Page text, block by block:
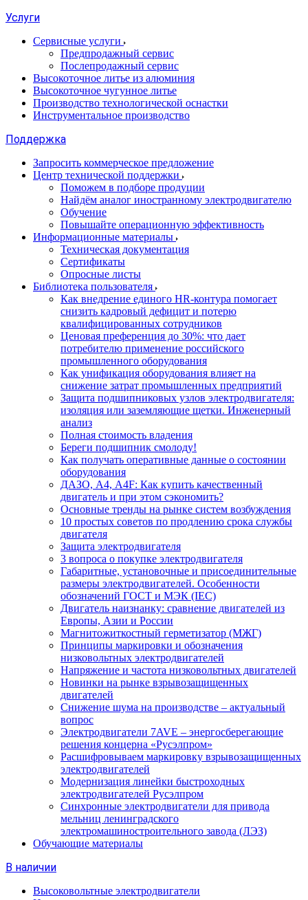
Услуги
Сервисные услуги
Предпродажный сервис
Послепродажный сервис
Высокоточное литье из алюминия
Высокоточное чугунное литье
Производство технологической оснастки
Инструментальное производство
Поддержка
Запросить коммерческое предложение
Центр технической поддержки
Поможем в подборе продуции
Найдём аналог иностранному электродвигателю
Обучение
Повышайте операционную эффективность
Информационные материалы
Техническая документация
Сертификаты
Опросные листы
Библиотека пользователя
Как внедрение единого HR-контура помогает
снизить кадровый дефицит и потерю
квалифицированных сотрудников
Ценовая преференция до 30%: что дает
потребителю применение российского
промышленного оборудования
Как унификация оборудования влияет на
снижение затрат промышленных предприятий
Защита подшипниковых узлов электродвигателя:
изоляция или заземляющие щетки. Инженерный
анализ
Полная стоимость владения
Береги подшипник смолоду!
Как получать оперативные данные о состоянии
оборудования
ДАЗО, А4, А4F: Как купить качественный
двигатель и при этом сэкономить?
Основные тренды на рынке систем возбуждения
10 простых советов по продлению срока службы
двигателя
Защита электродвигателя
3 вопроса о покупке электродвигателя
Габаритные, установочные и присоединительные
размеры электродвигателей. Особенности
обозначений ГОСТ и МЭК (IEC)
Двигатель наизнанку: сравнение двигателей из
Европы, Азии и России
Магнитожиткостный герметизатор (МЖГ)
Принципы маркировки и обозначения
низковольтных электродвигателей
Напряжение и частота низковольтных двигателей
Новинки на рынке взрывозащищенных
двигателей
Снижение шума на производстве – актуальный
вопрос
Электродвигатели 7AVE – энергосберегающие
решения концерна «Русэлпром»
Расшифровываем маркировку взрывозащищенных
электродвигателей
Модернизация линейки быстроходных
электродвигателей Русэлпром
Синхронные электродвигатели для привода
мельниц ленинградского
электромашиностроительного завода (ЛЭЗ)
Обучающие материалы
В наличии
Высоковольтные электродвигатели